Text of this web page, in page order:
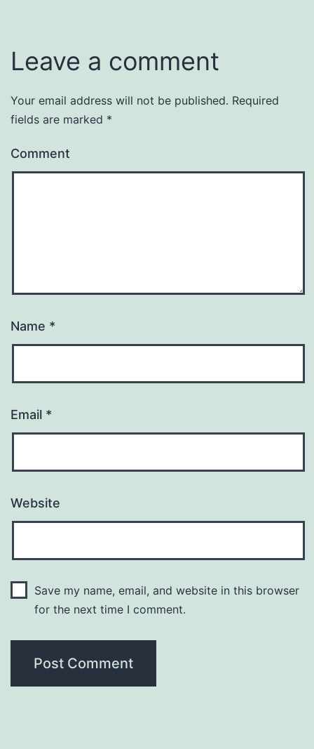
Leave a comment
Your email address will not be published. Required
fields are marked *
Comment
Name *
Email *
Website
Save my name, email, and website in this browser
for the next time I comment.